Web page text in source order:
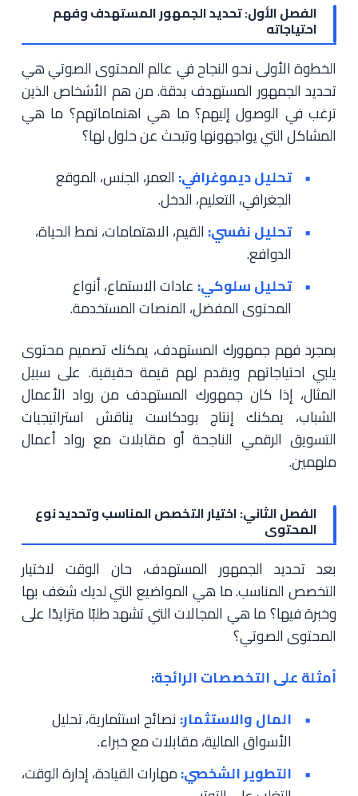
الفصل الأول: تحديد الجمهور المستهدف وفهم
احتياجاته
الخطوة الأولى نحو النجاح في عالم المحتوى الصوتي هي
تحديد الجمهور المستهدف بدقة. من هم الأشخاص الذين
ترغب في الوصول إليهم؟ ما هي اهتماماتهم؟ ما هي
المشاكل التي يواجهونها وتبحث عن حلول لها؟
تحليل ديموغرافي: العمر، الجنس، الموقع
الجغرافي، التعليم، الدخل.
تحليل نفسي: القيم، الاهتمامات، نمط الحياة،
الدوافع.
تحليل سلوكي: عادات الاستماع، أنواع
المحتوى المفضل، المنصات المستخدمة.
بمجرد فهم جمهورك المستهدف، يمكنك تصميم محتوى
يلبي احتياجاتهم ويقدم لهم قيمة حقيقية. على سبيل
المثال، إذا كان جمهورك المستهدف من رواد الأعمال
الشباب، يمكنك إنتاج بودكاست يناقش استراتيجيات
التسويق الرقمي الناجحة أو مقابلات مع رواد أعمال
ملهمين.
الفصل الثاني: اختيار التخصص المناسب وتحديد نوع
المحتوى
بعد تحديد الجمهور المستهدف، حان الوقت لاختيار
التخصص المناسب. ما هي المواضيع التي لديك شغف بها
وخبرة فيها؟ ما هي المجالات التي تشهد طلبًا متزايدًا على
المحتوى الصوتي؟
أمثلة على التخصصات الرائجة:
المال والاستثمار: نصائح استثمارية، تحليل
الأسواق المالية، مقابلات مع خبراء.
التطوير الشخصي:مهارات القيادة، إدارة الوقت،